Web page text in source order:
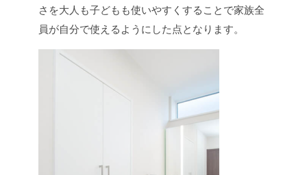
さを大人も子どもも使いやすくすることで家族全
員が自分で使えるようにした点となります。